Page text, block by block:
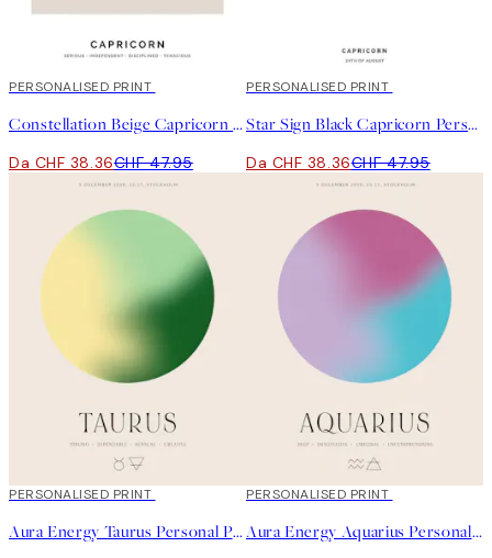
20%*
PERSONALISED PRINT
Constellation Beige Capricorn Personal Poster
Da CHF 38.36CHF 47.95
20%*
PERSONALISED PRINT
Star Sign Black Capricorn Personal Poster
Da CHF 38.36CHF 47.95
20%*
PERSONALISED PRINT
Aura Energy Taurus Personal Poster
20%*
PERSONALISED PRINT
Aura Energy Aquarius Personal Poster